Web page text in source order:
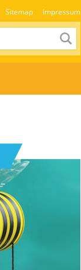
Sitemap Impressum